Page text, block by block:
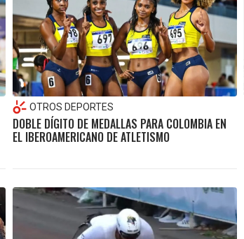
OTROS DEPORTES
DOBLE DÍGITO DE MEDALLAS PARA COLOMBIA EN
EL IBEROAMERICANO DE ATLETISMO